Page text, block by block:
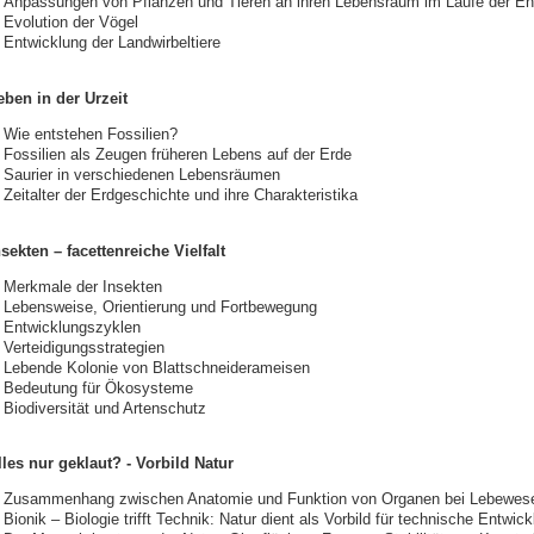
Evolution der Vögel
Entwicklung der Landwirbeltiere
in der Urzeit
Wie entstehen Fossilien?
Fossilien als Zeugen früheren Lebens auf der Erde
Saurier in verschiedenen Lebensräumen
Zeitalter der Erdgeschichte und ihre Charakteristika
– facettenreiche Vielfalt
Merkmale der Insekten
Lebensweise, Orientierung und Fortbewegung
Entwicklungszyklen
Verteidigungsstrategien
Lebende Kolonie von Blattschneiderameisen
Bedeutung für Ökosysteme
Biodiversität und Artenschutz
nur geklaut? - Vorbild Natur
Zusammenhang zwischen Anatomie und Funktion von Organen bei
Bionik – Biologie trifft Technik: Natur dient als Vorbild für technische